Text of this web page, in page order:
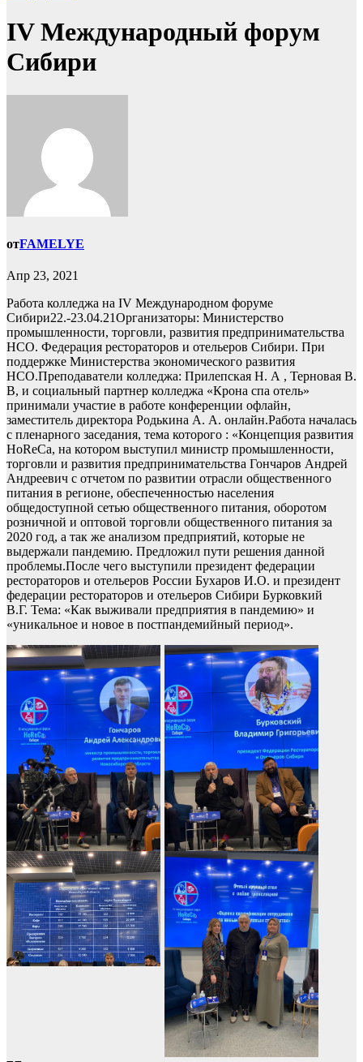
IV Международный форум
Сибири
отFAMELYE
Апр 23, 2021
Работа колледжа на IV Международном форуме
Сибири22.-23.04.21Организаторы: Министерство
промышленности, торговли, развития предпринимательства
НСО. Федерация рестораторов и отельеров Сибири. При
поддержке Министерства экономического развития
НСО.Преподаватели колледжа: Прилепская Н. А , Терновая В.
В, и социальный партнер колледжа «Крона спа отель»
принимали участие в работе конференции офлайн,
заместитель директора Родькина А. А. онлайн.Работа началась
с пленарного заседания, тема которого : «Концепция развития
НоReCa, на котором выступил министр промышленности,
торговли и развития предпринимательства Гончаров Андрей
Андреевич с отчетом по развитии отрасли общественного
питания в регионе, обеспеченностью населения
общедоступной сетью общественного питания, оборотом
розничной и оптовой торговли общественного питания за
2020 год, а так же анализом предприятий, которые не
выдержали пандемию. Предложил пути решения данной
проблемы.После чего выступили президент федерации
рестораторов и отельеров России Бухаров И.О. и президент
федерации рестораторов и отельеров Сибири Бурковкий
В.Г. Тема: «Как выживали предприятия в пандемию» и
«уникальное и новое в постпандемийный период».